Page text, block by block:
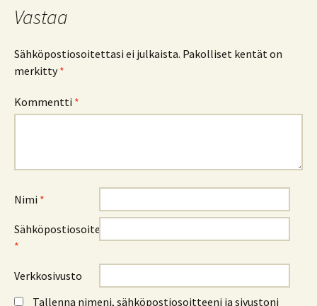
Vastaa
Sähköpostiosoitettasi ei julkaista. Pakolliset kentät on
merkitty*
Kommentti *
Nimi *
Sähköpostiosoite
*
Verkkosivusto
Tallenna nimeni, sähköpostiosoitteeni ja sivustoni